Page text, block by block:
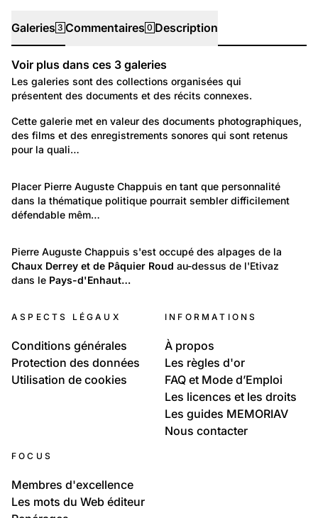
Galeries 3 Commentaires 0 Description
Galeries
Voir plus dans ces 3 galeries
Les galeries sont des collections organisées qui
présentent des documents et des récits connexes.
Autre: Non classée
Repérages de notrehistoire.ch
Cette galerie met en valeur des documents photographiques,
des films et des enregistrements sonores qui sont retenus
pour la quali…
Portraits: Figures marquantes
Fonds photographique de Pierre Auguste Chappuis
(1888-1980)
Placer Pierre Auguste Chappuis en tant que personnalité
dans la thématique politique pourrait sembler difficilement
défendable mêm…
Fonds photographique de Pierre Auguste Chappuis (1888-1980)
Pays-d'Enhaut et quelques alpages
Pierre Auguste Chappuis s'est occupé des alpages de la
Chaux Derrey et de Pâquier Roud au-dessus de l'Etivaz
dans le Pays-d'Enhaut…
ASPECTS LÉGAUX
Conditions générales
Protection des données
Utilisation de cookies
INFORMATIONS
À propos
Les règles d'or
FAQ et Mode d’Emploi
Les licences et les droits
Les guides MEMORIAV
Nous contacter
FOCUS
Membres d'excellence
Les mots du Web éditeur